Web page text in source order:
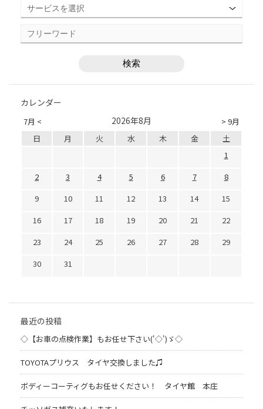
カレンダー
7月 < > 9月
2026年8月
日 月 火 水 木 金
土
1
2
3 4 5 6 7
8
9
10 11 12 13 14
15
16
17 18 19 20 21
22
23
24 25 26 27 28
29
30
31
最近の投稿
◇【お車の点検作業】もお任せ下さい('◇')ゞ◇
TOYOTAプリウス タイヤ交換しました♫
ボディーコーティグもお任せください！ タイヤ館 本庄